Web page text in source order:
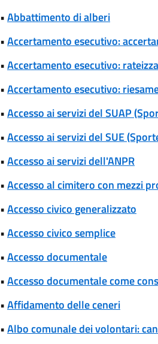
•Abbattimento di alberi
•Accertamento esecutivo:
•Accertamento esecutivo:
•Accertamento esecutivo:
•Accesso ai servizi del SUAP
•Accesso ai servizi del SUE
•Accesso ai servizi dell'ANPR
•Accesso al cimitero con mezzi
•Accesso civico generalizzato
•Accesso civico semplice
•Accesso documentale
•Accesso documentale come
•Affidamento delle ceneri
•Albo comunale dei volontari: